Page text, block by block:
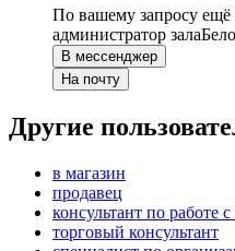
По вашему запросу ещё
администратор зала
В мессенджер
На почту
Другие
в магазин
продавец
консультант по работе
торговый консультант